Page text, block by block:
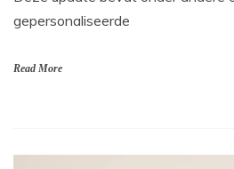
gepersonaliseerde
Read More